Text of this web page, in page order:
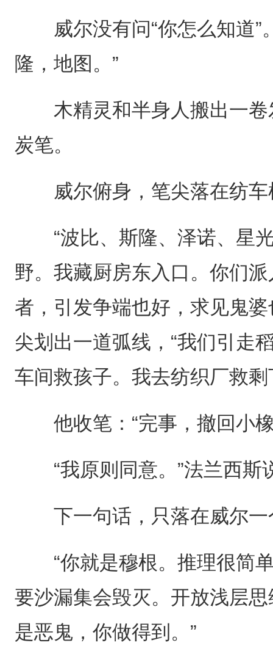
威尔没有问“你怎么知道”
隆，地图。”
木精灵和半身人搬出一卷
炭笔。
威尔俯身，笔尖落在纺车
“波比、斯隆、泽诺、星
野。我藏厨房东入口。你们
者，引发争端也好，求见鬼
尖划出一道弧线，“我们引走
车间救孩子。我去纺织厂救剩
他收笔：“完事，撤回小橡
“我原则同意。”法兰西斯
下一句话，只落在威尔一
“你就是穆根。推理很简
要沙漏集会毁灭。开放浅层
是恶鬼，你做得到。”